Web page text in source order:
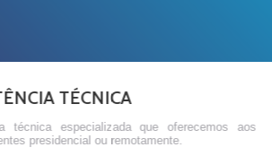
TÉCNICA
especializada que oferecemos aos
ou remotamente.